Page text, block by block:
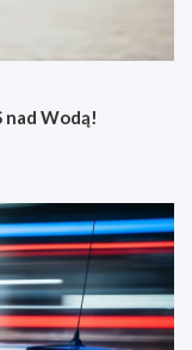
nad Wodą!